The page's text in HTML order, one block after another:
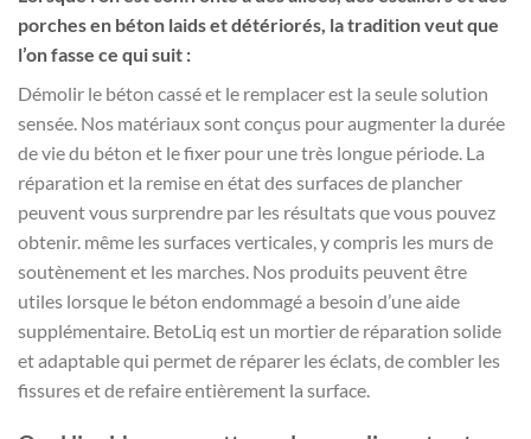
porches en béton laids et détériorés, la tradition veut que
l’on fasse ce qui suit :
Démolir le béton cassé et le remplacer est la seule solution
sensée. Nos matériaux sont conçus pour augmenter la durée
de vie du béton et le fixer pour une très longue période. La
réparation et la remise en état des surfaces de plancher
peuvent vous surprendre par les résultats que vous pouvez
obtenir. même les surfaces verticales, y compris les murs de
soutènement et les marches. Nos produits peuvent être
utiles lorsque le béton endommagé a besoin d’une aide
supplémentaire. BetoLiq est un mortier de réparation solide
et adaptable qui permet de réparer les éclats, de combler les
fissures et de refaire entièrement la surface.